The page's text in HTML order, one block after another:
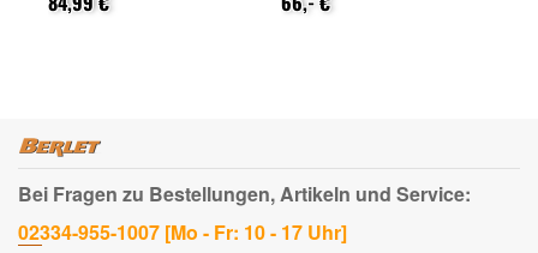
Registrierung)
Bei Fragen zu Bestellungen, Artikeln und Service:
02334-955-1007 [Mo - Fr: 10 - 17 Uhr]